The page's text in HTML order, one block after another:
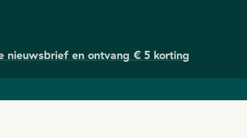
nieuwsbrief en ontvang € 5 korting